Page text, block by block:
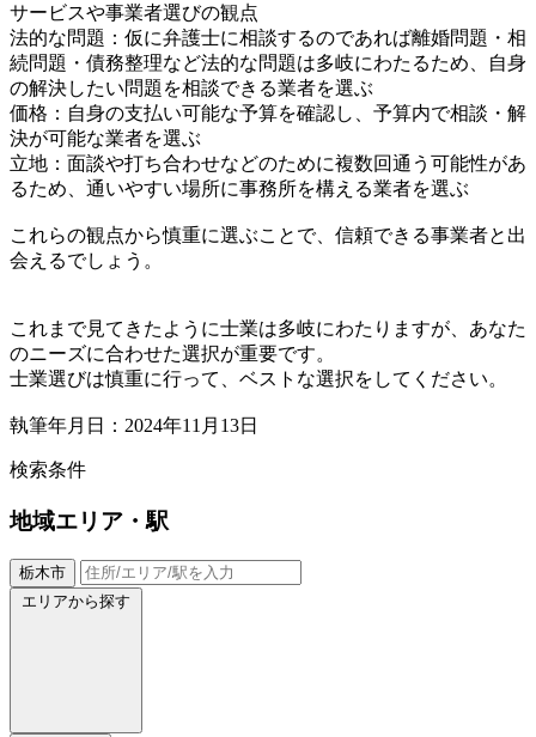
サービスや事業者選びの観点
法的な問題：仮に弁護士に相談するのであれば離婚問題・相
続問題・債務整理など法的な問題は多岐にわたるため、自身
の解決したい問題を相談できる業者を選ぶ
価格：自身の支払い可能な予算を確認し、予算内で相談・解
決が可能な業者を選ぶ
立地：面談や打ち合わせなどのために複数回通う可能性があ
るため、通いやすい場所に事務所を構える業者を選ぶ
これらの観点から慎重に選ぶことで、信頼できる事業者と出
会えるでしょう。
これまで見てきたように士業は多岐にわたりますが、あなた
のニーズに合わせた選択が重要です。
士業選びは慎重に行って、ベストな選択をしてください。
執筆年月日：2024年11月13日
検索条件
地域エリア・駅
栃木市
エリアから探す